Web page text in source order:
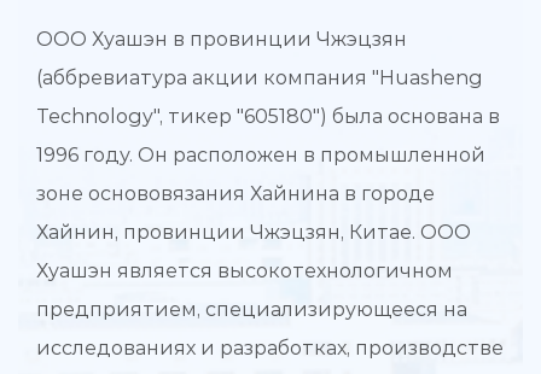
ООО Хуашэн в провинции Чжэцзян
(аббревиатура акции компания "Huasheng
Technology", тикер "605180") была основана в
1996 году. Он расположен в промышленной
зоне основовязания Хайнина в городе
Хайнин, провинции Чжэцзян, Китае. ООО
Хуашэн является высокотехнологичном
предприятием, специализирующееся на
исследованиях и разработках, производстве